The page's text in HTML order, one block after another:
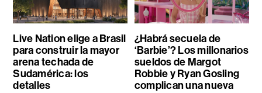
Live Nation elige a Brasil
para construir la mayor
arena techada de
Sudamérica: los
detalles
¿Habrá secuela de
‘Barbie’? Los millonarios
sueldos de Margot
Robbie y Ryan Gosling
complican una nueva